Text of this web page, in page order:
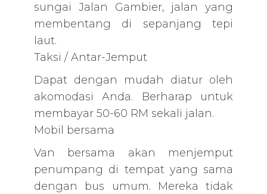
sungai Jalan Gambier, jalan yang
membentang di sepanjang tepi
laut.
Taksi / Antar-Jemput
Dapat dengan mudah diatur oleh
akomodasi Anda. Berharap untuk
membayar 50-60 RM sekali jalan.
Mobil bersama
Van bersama akan menjemput
penumpang di tempat yang sama
dengan bus umum. Mereka tidak